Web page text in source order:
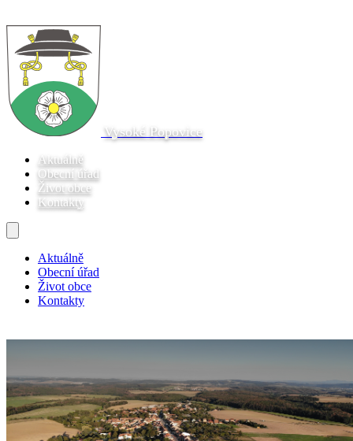
Vysoké Popovice
Aktuálně
Obecní úřad
Život obce
Kontakty
Aktuálně
Obecní úřad
Život obce
Kontakty